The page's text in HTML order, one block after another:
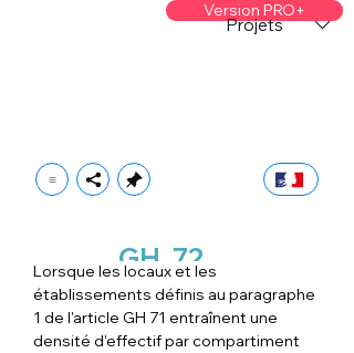
Version PRO+
Projets
GH 72
Lorsque les locaux et les
établissements définis au paragraphe
1 de l'article GH 71 entraînent une
densité d'effectif par compartiment